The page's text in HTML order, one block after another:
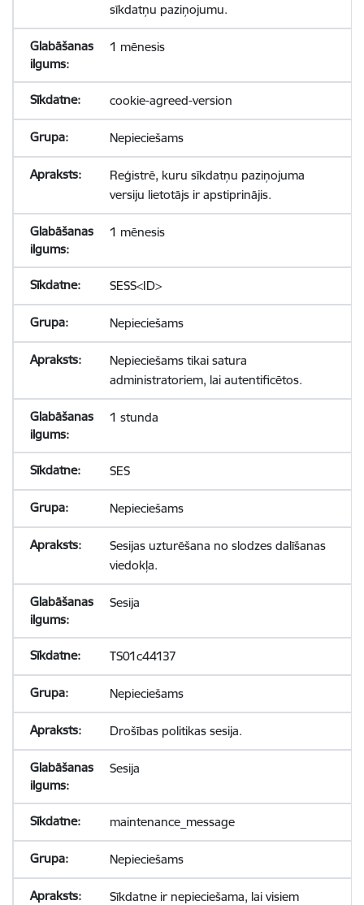
sīkdatņu paziņojumu.
1 mēnesis
cookie-agreed-version
Nepieciešams
Reģistrē, kuru sīkdatņu paziņojuma
versiju lietotājs ir apstiprinājis.
1 mēnesis
SESS<ID>
Nepieciešams
Nepieciešams tikai satura
administratoriem, lai autentificētos.
1 stunda
SES
Nepieciešams
Sesijas uzturēšana no slodzes dalīšanas
viedokļa.
Sesija
TS01c44137
Nepieciešams
Drošības politikas sesija.
Sesija
maintenance_message
Nepieciešams
Sīkdatne ir nepieciešama, lai visiem